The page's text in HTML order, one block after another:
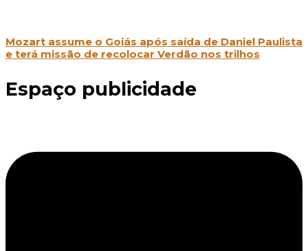
Mozart assume o Goiás após saída de Daniel Paulista
e terá missão de recolocar Verdão nos trilhos
Espaço publicidade